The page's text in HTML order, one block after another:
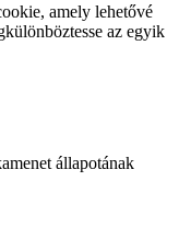
amely lehetővé
az egyik
állapotának